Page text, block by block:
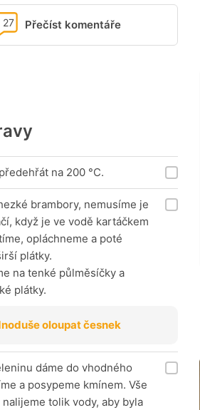
Přečíst komentáře
27
na 200 °C.
brambory, nemusíme je
když je ve vodě kartáčkem
opláchneme a poté
plátky.
na tenké půlměsíčky a
plátky.
oloupat česnek
dáme do vhodného
a posypeme kmínem. Vše
tolik vody, aby byla